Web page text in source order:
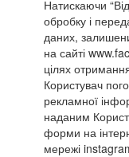
Натискаючи
обробку і
даних,
на сайті
цілях
Користувач
рекламної
наданим
форми на
мережі